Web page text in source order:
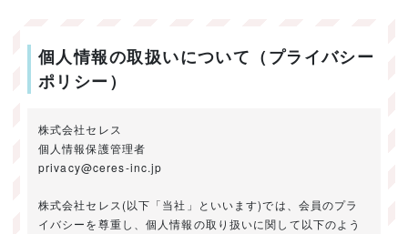
個人情報の取扱いについて（プライバシー
ポリシー）
株式会社セレス
個人情報保護管理者
privacy@ceres-inc.jp
株式会社セレス(以下「当社」といいます)では、会員のプラ
イバシーを尊重し、個人情報の取り扱いに関して以下のよう